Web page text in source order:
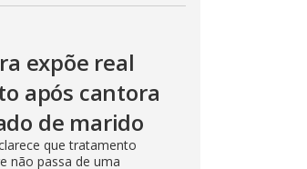
expõe real
após cantora
de marido
que tratamento
não passa de uma